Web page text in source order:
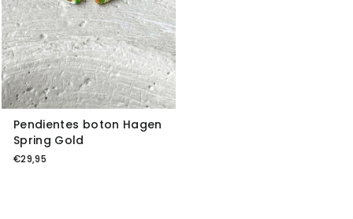
Pendientes boton Hagen
Spring Gold
€29,95